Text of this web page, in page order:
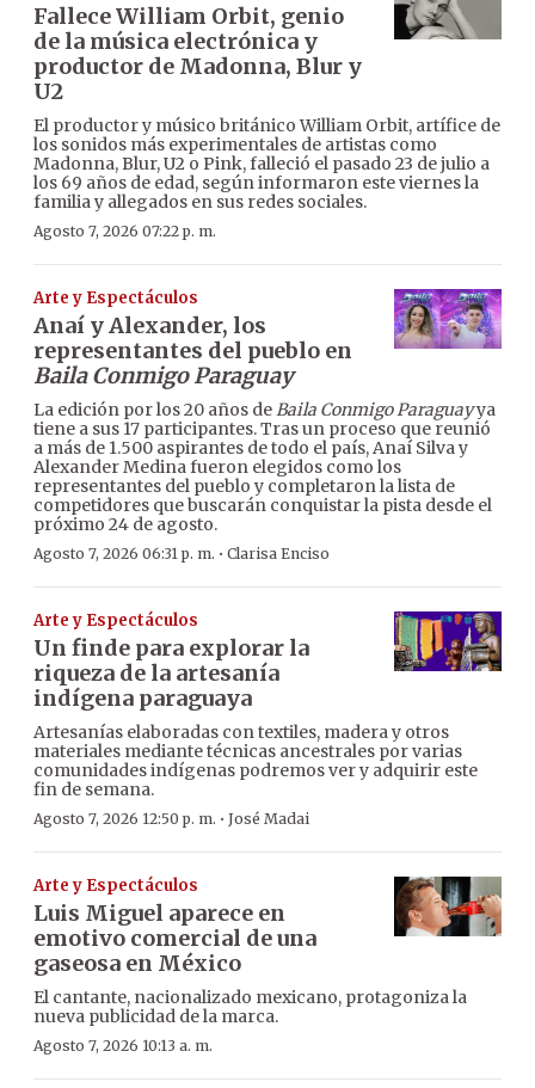
Fallece William Orbit, genio
de la música electrónica y
productor de Madonna, Blur y
U2
El productor y músico británico William Orbit, artífice de
los sonidos más experimentales de artistas como
Madonna, Blur, U2 o Pink, falleció el pasado 23 de julio a
los 69 años de edad, según informaron este viernes la
familia y allegados en sus redes sociales.
Agosto 7, 2026 07:22 p. m.
Arte y Espectáculos
Anaí y Alexander, los
representantes del pueblo en
Baila Conmigo Paraguay
La edición por los 20 años deBaila Conmigo Paraguayya
tiene a sus 17 participantes. Tras un proceso que reunió
a más de 1.500 aspirantes de todo el país, Anaí Silva y
Alexander Medina fueron elegidos como los
representantes del pueblo y completaron la lista de
competidores que buscarán conquistar la pista desde el
próximo 24 de agosto.
Agosto 7, 2026 06:31 p. m. · Clarisa Enciso
Arte y Espectáculos
Un finde para explorar la
riqueza de la artesanía
indígena paraguaya
Artesanías elaboradas con textiles, madera y otros
materiales mediante técnicas ancestrales por varias
comunidades indígenas podremos ver y adquirir este
fin de semana.
Agosto 7, 2026 12:50 p. m. · José Madai
Arte y Espectáculos
Luis Miguel aparece en
emotivo comercial de una
gaseosa en México
El cantante, nacionalizado mexicano, protagoniza la
nueva publicidad de la marca.
Agosto 7, 2026 10:13 a. m.